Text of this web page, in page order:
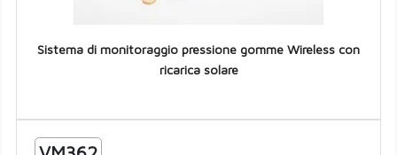
Sistema di monitoraggio pressione gomme Wireless con
ricarica solare